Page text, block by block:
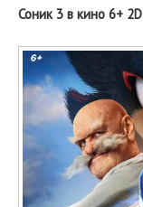
Соник 3 в кино 6+ 2D